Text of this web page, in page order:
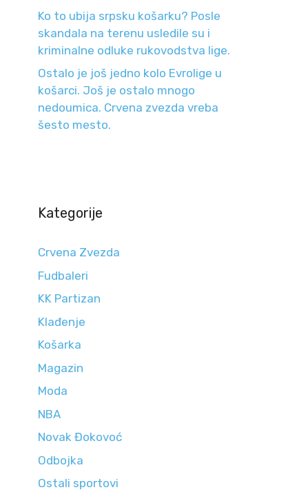
Ko to ubija srpsku košarku? Posle
skandala na terenu usledile su i
kriminalne odluke rukovodstva lige.
Ostalo je još jedno kolo Evrolige u
košarci. Još je ostalo mnogo
nedoumica. Crvena zvezda vreba
šesto mesto.
Kategorije
Crvena Zvezda
Fudbaleri
KK Partizan
Klađenje
Košarka
Magazin
Moda
NBA
Novak Đokovoć
Odbojka
Ostali sportovi